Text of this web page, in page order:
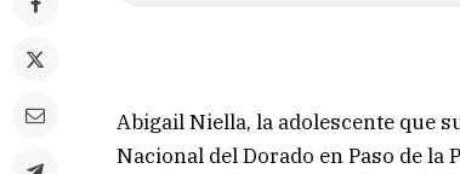
Abigail Niella, la adolescente que
Nacional del Dorado en Paso de